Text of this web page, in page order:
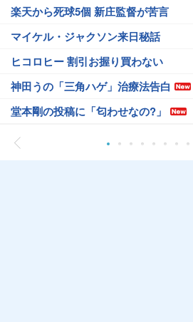
楽天から死球5個 新庄監督が苦言
マイケル・ジャクソン来日秘話
ヒコロヒー 割引お握り買わない
神田うの「三角ハゲ」治療法告白
堂本剛の投稿に「匂わせなの?」